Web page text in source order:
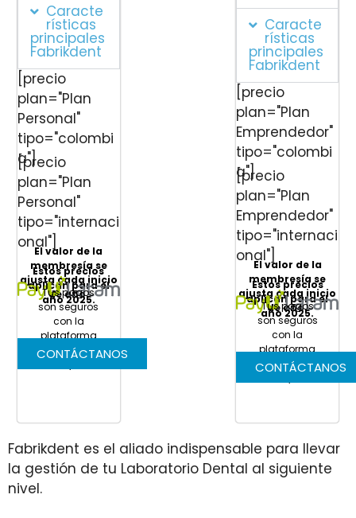
Caracte
rísticas
principales
Fabrikdent
[precio
plan="Plan
Personal"
tipo="colombi
a"]
[precio
plan="Plan
Personal"
tipo="internaci
onal"]El valor de la
membresía se
ajusta cada inicio
de año.
Estos precios
aplican para el
año 2025.
Tus pagos
son seguros
con la
plataforma
de pagos
CONTÁCTANOS
Caracte
rísticas
principales
Fabrikdent
[precio
plan="Plan
Emprendedor"
tipo="colombi
a"]
[precio
plan="Plan
Emprendedor"
tipo="internaci
onal"]El valor de la
membresía se
ajusta cada inicio
de año.
Estos precios
aplican para el
año 2025.
Tus pagos
son seguros
con la
plataforma
de pagos
CONTÁCTANOS
Fabrikdent es el aliado indispensable para llevar
la gestión de tu Laboratorio Dental al siguiente
nivel.